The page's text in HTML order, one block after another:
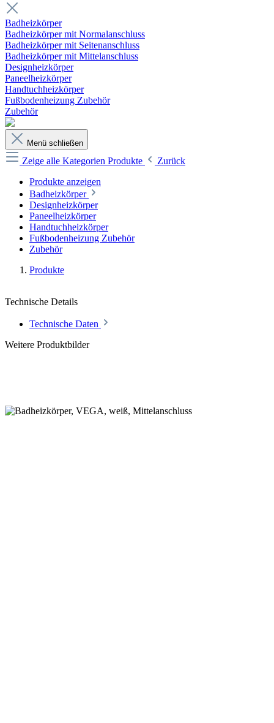
Badheizkörper
Badheizkörper mit Normalanschluss
Badheizkörper mit Seitenanschluss
Badheizkörper mit Mittelanschluss
Designheizkörper
Paneelheizkörper
Handtuchheizkörper
Fußbodenheizung Zubehör
Zubehör
Menü schließen
Zeige alle Kategorien Produkte
Zurück
Produkte anzeigen
Badheizkörper
Designheizkörper
Paneelheizkörper
Handtuchheizkörper
Fußbodenheizung Zubehör
Zubehör
Produkte
Technische Details
Technische Daten
Weitere Produktbilder